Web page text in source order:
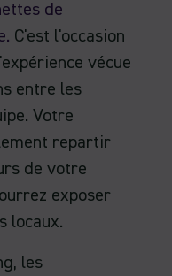
de
C'est l'occasion
vécue
entre les
Votre
repartir
de votre
exposer
locaux.
les